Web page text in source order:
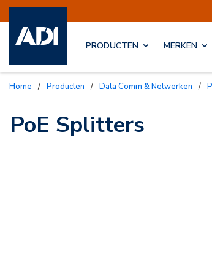
PRODUCTEN MERKEN
Home / Producten / Data Comm & Netwerken /
PoE Splitters